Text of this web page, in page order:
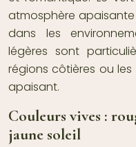
atmosphère
dans les
légères sont
régions côtières ou
apaisant.
Couleurs vives :
jaune soleil